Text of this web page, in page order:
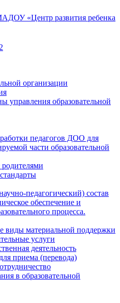
«Центр развития ребенка
организации
управления образовательной
педагогов ДОО для
части образовательной
педагогический) состав
обеспечение и
процесса.
виды материальной поддержки
услуги
деятельность
приема (перевода)
в образовательной